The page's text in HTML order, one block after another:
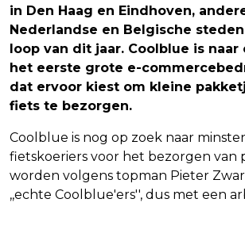
in Den Haag en Eindhoven,
Nederlandse en Belgische
loop van dit jaar. Coolblue is
het eerste grote e-
dat ervoor kiest om kleine
fiets te bezorgen.
Coolblue is nog op zoek naar
fietskoeriers voor het bezorgen van
worden volgens topman Pieter
,,echte Coolblue'ers'', dus met een